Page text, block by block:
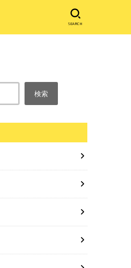
SEARCH
検索